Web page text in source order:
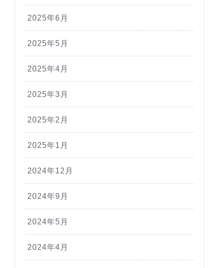
2025年6月
2025年5月
2025年4月
2025年3月
2025年2月
2025年1月
2024年12月
2024年9月
2024年5月
2024年4月